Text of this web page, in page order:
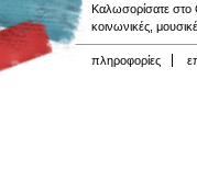
Καλωσορίσατε στο
κοινωνικές,
πληροφορίες